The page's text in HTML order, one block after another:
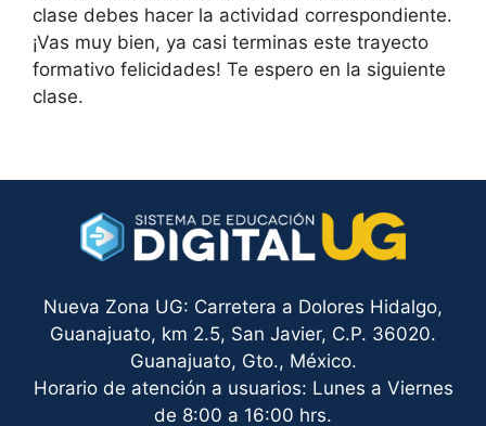
clase debes hacer la actividad correspondiente.
¡Vas muy bien, ya casi terminas este trayecto
formativo felicidades! Te espero en la siguiente
clase.
Nueva Zona UG: Carretera a Dolores Hidalgo,
Guanajuato, km 2.5, San Javier, C.P. 36020.
Guanajuato, Gto., México.
Horario de atención a usuarios: Lunes a Viernes
de 8:00 a 16:00 hrs.